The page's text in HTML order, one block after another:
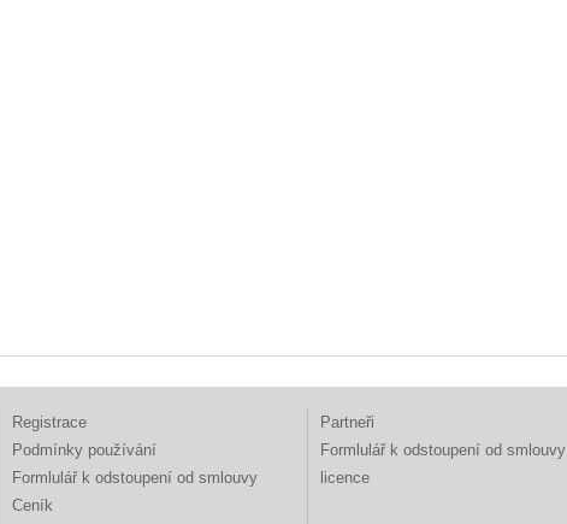
Registrace
Podmínky používání
Formlulář k odstoupení od smlouvy
Ceník
Partneři
Formlulář k odstoupení od smlouvy
licence